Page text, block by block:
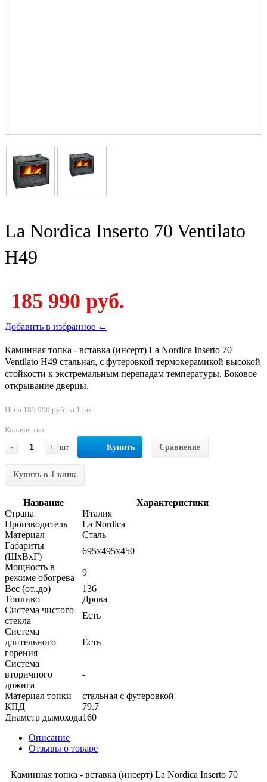
La Nordica Inserto 70 Ventilato
H49
185 990 руб.
Добавить в избранное ←
Каминная топка - вставка (инсерт) La Nordica Inserto 70
Ventilato H49 стальная, с футеровкой термокерамикой высокой
стойкости к экстремальным перепадам температуры. Боковое
открывание дверцы.
Цена 185 990 руб. за 1 шт
Количество
-
+ шт Купить Сравнение
Купить в 1 клик
Название
Характеристики
Страна
Италия
Производитель
La Nordica
Материал
Сталь
Габариты
(ШхВхГ)
695x495x450
Мощность в
режиме обогрева
9
Вес (от..до)
136
Топливо
Дрова
Система чистого
стекла
Есть
Система
длительного
горения
Есть
Система
вторичного
дожига
-
Материал топки
стальная с футеровкой
КПД
79.7
Диаметр дымохода160
Описание
Отзывы о товаре
Каминная топка - вставка (инсерт) La Nordica Inserto 70